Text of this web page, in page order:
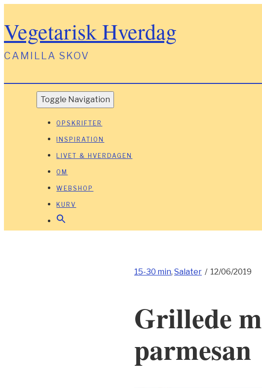
Vegetarisk Hverdag
CAMILLA SKOV
Toggle Navigation
OPSKRIFTER
INSPIRATION
LIVET & HVERDAGEN
OM
WEBSHOP
KURV
15-30 min, Salater / 12/06/2019
Grillede
parmesan